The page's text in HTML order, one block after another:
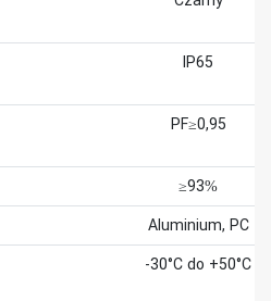
IP65
PF≥0,95
≥93%
Aluminium, PC
-30°C do +50°C